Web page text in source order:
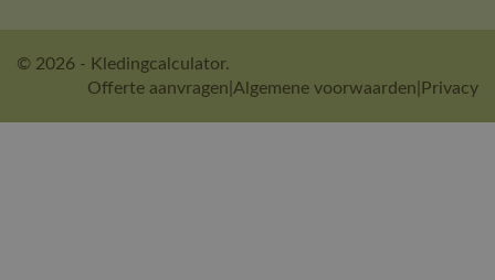
© 2026 - Kledingcalculator.
Offerte aanvragen Algemene voorwaarden Privacy